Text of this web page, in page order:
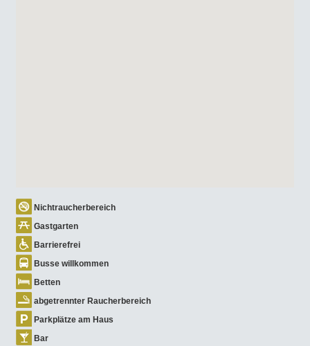
Nichtraucherbereich
Gastgarten
Barrierefrei
Busse willkommen
Betten
abgetrennter Raucherbereich
Parkplätze am Haus
Bar